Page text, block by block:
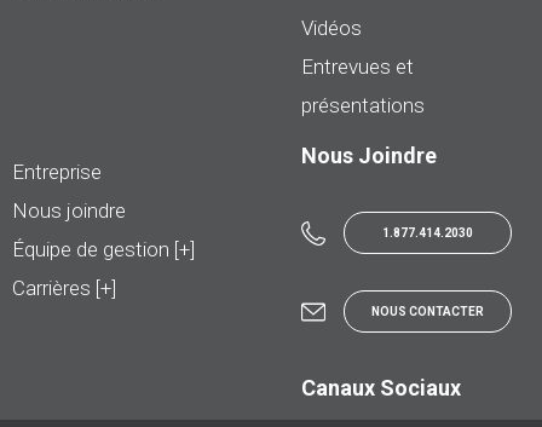
Vidéos
Entrevues et
présentations
Entreprise
Nous joindre
Équipe de gestion [+]
Carrières [+]
Nous Joindre
1.877.414.2030
NOUS CONTACTER
Canaux Sociaux